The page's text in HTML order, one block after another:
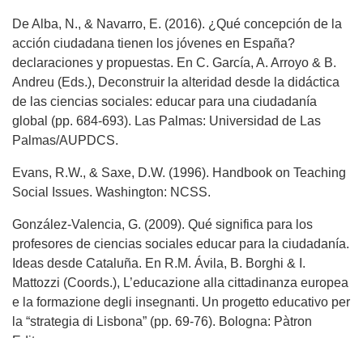
De Alba, N., & Navarro, E. (2016). ¿Qué concepción de la
acción ciudadana tienen los jóvenes en España?
declaraciones y propuestas. En C. García, A. Arroyo & B.
Andreu (Eds.), Deconstruir la alteridad desde la didáctica
de las ciencias sociales: educar para una ciudadanía
global (pp. 684-693). Las Palmas: Universidad de Las
Palmas/AUPDCS.
Evans, R.W., & Saxe, D.W. (1996). Handbook on Teaching
Social Issues. Washington: NCSS.
González-Valencia, G. (2009). Qué significa para los
profesores de ciencias sociales educar para la ciudadanía.
Ideas desde Cataluña. En R.M. Ávila, B. Borghi & I.
Mattozzi (Coords.), L’educazione alla cittadinanza europea
e la formazione degli insegnanti. Un progetto educativo per
la “strategia di Lisbona” (pp. 69-76). Bologna: Pàtron